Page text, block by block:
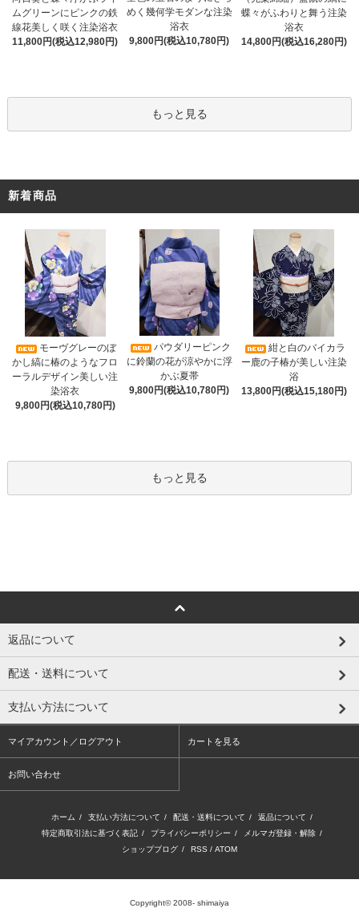
ムグリーンにピンクの鉄
線花美しく咲く注染浴衣
11,800円(税込12,980円)
めく幾何学モダンな注染
浴衣
9,800円(税込10,780円)
蝶々がふわりと舞う注染
浴衣
14,800円(税込16,280円)
もっと見る
新着商品
モーヴグレーのぼ
かし縞に椿のようなフロ
ーラルデザイン美しい注
染浴衣
9,800円(税込10,780円)
パウダリーピンク
に鈴蘭の花が涼やかに浮
かぶ夏帯
9,800円(税込10,780円)
紺と白のバイカラ
ー鹿の子椿が美しい注染
浴
13,800円(税込15,180円)
もっと見る
返品について
配送・送料について
支払い方法について
マイアカウント／ログアウト カートを見る
お問い合わせ
ホーム / 支払い方法について / 配送・送料について / 返品について /
特定商取引法に基づく表記 / プライバシーポリシー / メルマガ登録・解除 /
ショップブログ / RSS / ATOM
Copyright© 2008- shimaiya